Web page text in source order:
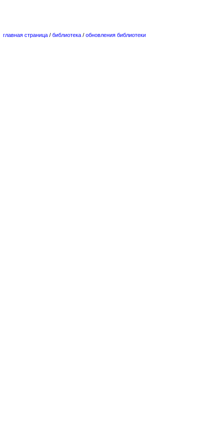
главная страница / библиотека / обновления библиотеки